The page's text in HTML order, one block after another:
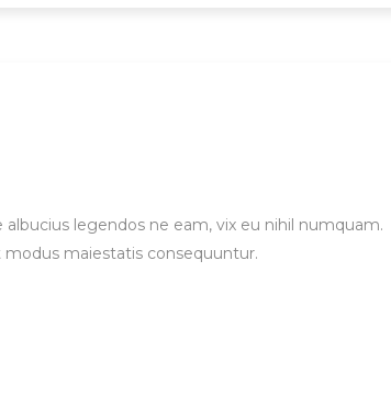
legendos ne eam, vix eu nihil numquam.
maiestatis consequuntur.